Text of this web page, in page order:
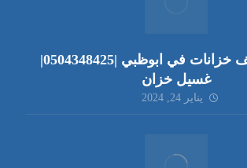
شركة تنظيف خزانات في ابوظبي |0504348425|
غسيل خزان
يناير 24, 2024